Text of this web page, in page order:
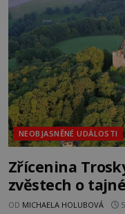
Surat. Gu
NEOBJASNĚNÉ UDÁLOSTI
Zřícenina
zvěstech o
OD MICHAELA HOLUBOVÁ